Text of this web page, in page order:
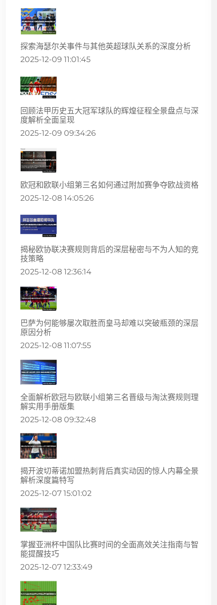
探索海瑟尔关事件与其他英超球队关系的深度分析
2025-12-09 11:01:45
回顾法甲历史五大冠军球队的辉煌征程全景盘点与深
度解析全面呈现
2025-12-09 09:34:26
欧冠和欧联小组第三名如何通过附加赛争夺欧战资格
2025-12-08 14:05:26
揭秘欧协联决赛规则背后的深层秘密与不为人知的竞
技策略
2025-12-08 12:36:14
巴萨为何能够屡次取胜而皇马却难以突破瓶颈的深层
原因分析
2025-12-08 11:07:55
全面解析欧冠与欧联小组第三名晋级与淘汰赛规则理
解实用手册版集
2025-12-08 09:32:48
揭开波切蒂诺加盟热刺背后真实动因的惊人内幕全景
解析深度篇特写
2025-12-07 15:01:02
掌握亚洲杯中国队比赛时间的全面高效关注指南与智
能提醒技巧
2025-12-07 12:33:49